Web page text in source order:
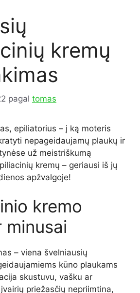
kremų
pagal tomas
epiliatorius – į ką moteris
nepageidaujamų plaukų ir
už meistriškumą
kremų – geriausi iš jų
apžvalgoje!
kremo
minusai
– viena švelniausių
kūno plaukams
skustuvu, vašku ar
priežasčių nepriimtina,